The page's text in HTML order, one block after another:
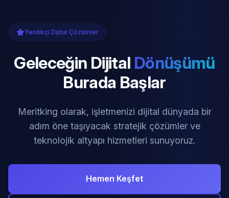
Yenilikçi Dijital Çözümler
Geleceğin Dijital Dönüşümü
Burada Başlar
Meritking olarak, işletmenizi dijital dünyada bir
adım öne taşıyacak stratejik çözümler ve
teknolojik altyapı hizmetleri sunuyoruz.
Hemen Keşfet